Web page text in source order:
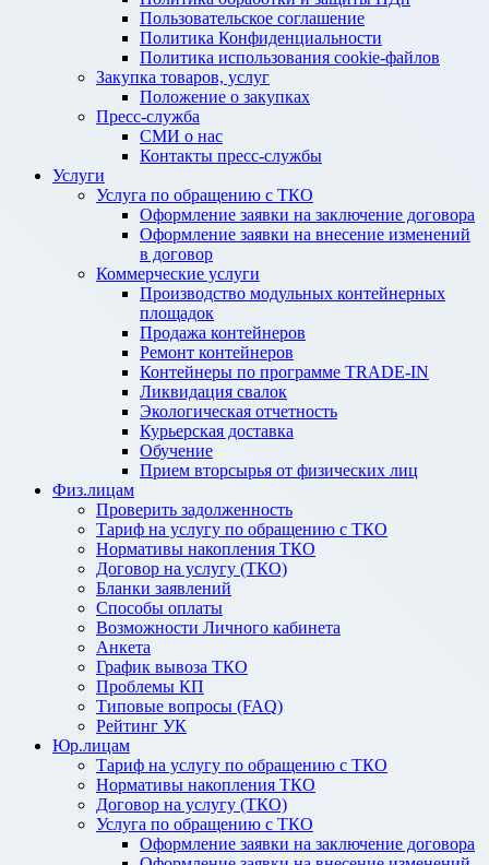
Пользовательское соглашение
Политика Конфиденциальности
Политика использования cookie-файлов
Закупка товаров, услуг
Положение о закупках
Пресс-служба
СМИ о нас
Контакты пресс-службы
Услуги
Услуга по обращению с ТКО
Оформление заявки на заключение договора
Оформление заявки на внесение изменений
в договор
Коммерческие услуги
Производство модульных контейнерных
площадок
Продажа контейнеров
Ремонт контейнеров
Контейнеры по программе TRADE-IN
Ликвидация свалок
Экологическая отчетность
Курьерская доставка
Обучение
Прием вторсырья от физических лиц
Физ.лицам
Проверить задолженность
Тариф на услугу по обращению с ТКО
Нормативы накопления ТКО
Договор на услугу (ТКО)
Бланки заявлений
Способы оплаты
Возможности Личного кабинета
Анкета
График вывоза ТКО
Проблемы КП
Типовые вопросы (FAQ)
Рейтинг УК
Юр.лицам
Тариф на услугу по обращению с ТКО
Нормативы накопления ТКО
Договор на услугу (ТКО)
Услуга по обращению с ТКО
Оформление заявки на заключение договора